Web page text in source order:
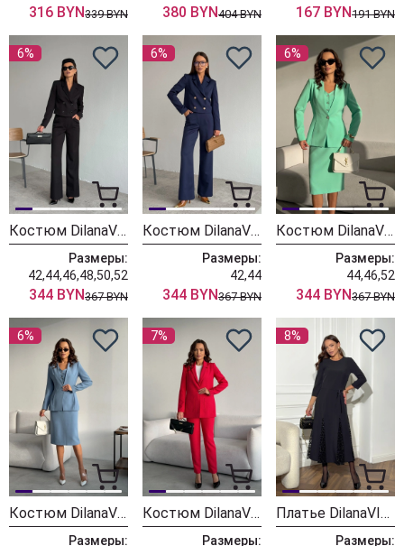
316 BYN339 BYN 380 BYN404 BYN 167 BYN191 BYN
6%
Костюм DilanaVIP 2122 черный
Размеры:
42,44,46,48,50,52
344 BYN367 BYN
6%
Костюм DilanaVIP 2122 синий
Размеры:
42,44
344 BYN367 BYN
6%
Костюм DilanaVIP 2106/1 мята
Размеры:
44,46,52
344 BYN367 BYN
6%
Костюм DilanaVIP 2106/1 голубой
Размеры:
7%
Костюм DilanaVIP 2056-1 малина
Размеры:
8%
Платье DilanaVIP 2125 черный
Размеры: